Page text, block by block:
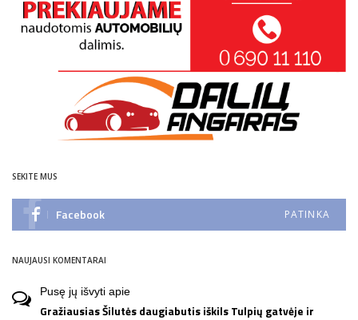
SEKITE MUS
Facebook PATINKA
NAUJAUSI KOMENTARAI
Pusę jų išvyti apie
Gražiausias Šilutės daugiabutis iškils Tulpių gatvėje ir